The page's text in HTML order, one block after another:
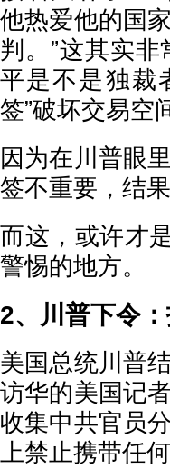
他热爱他的国
判。”这其实
平是不是独裁
签”破坏交易空
因为在川普眼
签不重要，结
而这，或许才
警惕的地方。
2、川普下令
美国总统川普
访华的美国记
收集中共官员
上禁止携带任